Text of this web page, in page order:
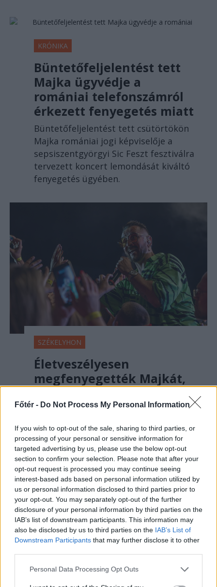
Főtér - Do Not Process My Personal Information
If you wish to opt-out of the sale, sharing to third parties, or
processing of your personal or sensitive information for
targeted advertising by us, please use the below opt-out
section to confirm your selection. Please note that after your
opt-out request is processed you may continue seeing
interest-based ads based on personal information utilized by
us or personal information disclosed to third parties prior to
your opt-out. You may separately opt-out of the further
disclosure of your personal information by third parties on the
IAB’s list of downstream participants. This information may
also be disclosed by us to third parties on the IAB’s List of
Downstream Participants that may further disclose it to other
Personal Data Processing Opt Outs
KRÓNIKA
Büntetőfeljelentést tett
Majka ügyvédje a
romániai telefonszámról
érkezett fenyegetés miatt
Büntetőfeljelentést tett csütörtökön
Majka romániai jogi képviselője a
sepsiszentgyörgyi Sic Feszt fesztiválra
tervezett koncert lemondását kiváltó
fenyegetés ügyében.
SZÉKELYHON
Életveszélyesen
megfenyegették Majkát,
sepsiszentgyörgyi
koncertje
Életveszélyes fenyegetést kapott
Majka, ezért elmarad a
sepsiszentgyörgyi koncertje. Az előadó
közösségi oldalán azt írta,
ismeretlenek azt is tudják, hol
szállnának meg, kik biztosítanák a
rendezvényt és milyen útvonalon
közlekednének Erdélyben.